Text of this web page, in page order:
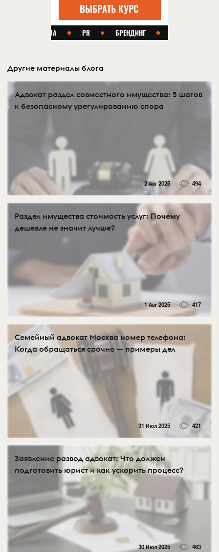
Другие материалы блога
Адвокат раздел совместного имущества: 5 шагов
к безопасному урегулированию спора
2 Авг 2025 494
Раздел имущества стоимость услуг: Почему
дешевле не значит лучше?
1 Авг 2025 417
Семейный адвокат Москва номер телефона:
Когда обращаться срочно — примеры дел
31 Июл 2025 421
Заявление развод адвокат: Что должен
подготовить юрист и как ускорить процесс?
30 Июл 2025 463